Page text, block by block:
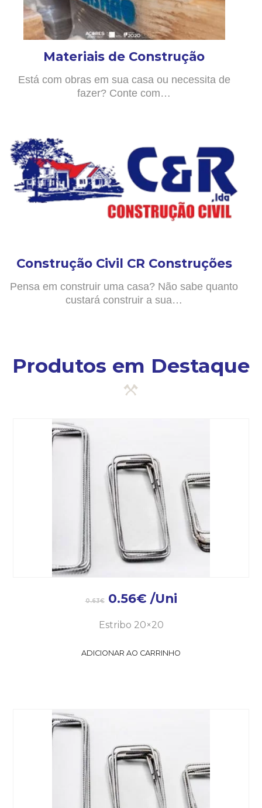
Materiais de Construção
Está com obras em sua casa ou necessita de
fazer? Conte com…
Construção Civil CR Construções
Pensa em construir uma casa? Não sabe quanto
custará construir a sua…
Produtos em Destaque
0.63€ 0.56€ /Uni
Estribo 20×20
ADICIONAR AO CARRINHO